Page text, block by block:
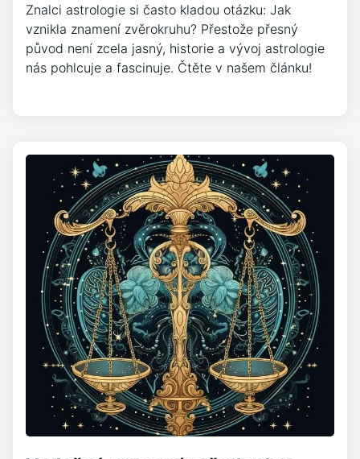
Znalci astrologie si často kladou otázku: Jak
vznikla znamení zvěrokruhu? Přestože přesný
původ není zcela jasný, historie a vývoj astrologie
nás pohlcuje a fascinuje. Čtěte v našem článku!